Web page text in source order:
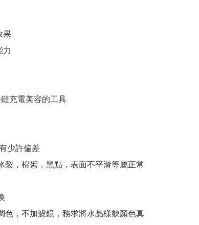
果
力
充電美容的工具
少許偏差
裂，棉絮，黑點，表面不平滑等屬正常
色，不加濾鏡，務求將水晶樣貌顏色真